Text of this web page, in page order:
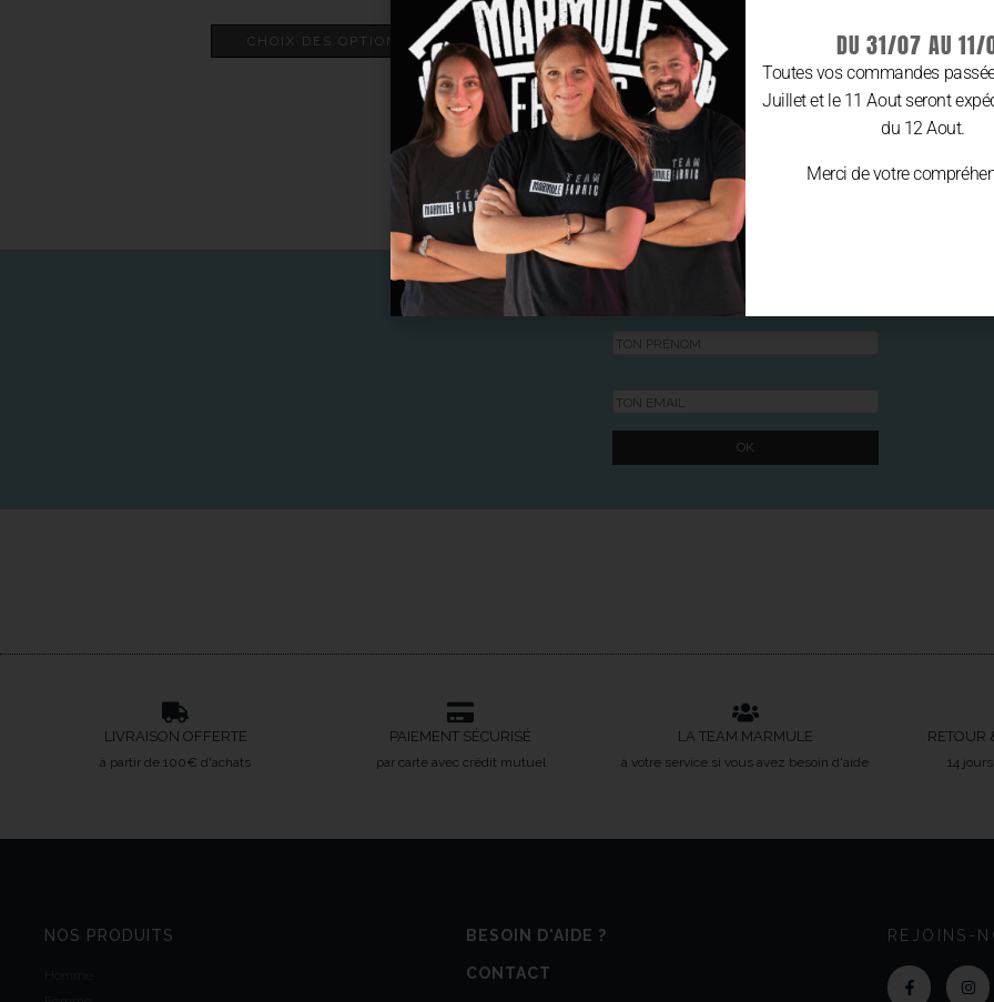
CHOIX DES OPTIONS
REJOINS LA COMMUNAUTÉ MARMULE FABRIC
5€ OFFERTS
LIVRAISON OFFERTE
à partir de 100€ d'achats
PAIEMENT SÉCURISÉ
par carte avec crédit mutuel
LA TEAM MARMULE
à votre service si vous avez besoin d'aide
RETOUR
14
NOS PRODUITS BESOIN D'AIDE ?
CONTACT
REJOINS-
DU 31/07 AU 11/
Toutes vos commandes
Juillet et le 11 Aout seront
du 12 Aout.
Merci de votre